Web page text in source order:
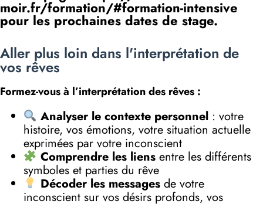
moir.fr/formation/#formation-intensive
pour les prochaines dates de stage.
Aller plus loin dans l'interprétation de
vos rêves
Formez-vous à l’interprétation des rêves :
Analyser le contexte personnel: votre
histoire, vos émotions, votre situation actuelle
exprimées par votre inconscient
Comprendre les liensentre les différents
symboles et parties du rêve
Décoder les messagesde votre
inconscient sur vos désirs profonds, vos